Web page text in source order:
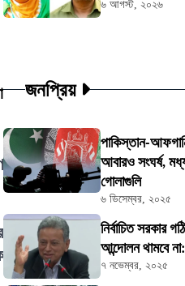
৬ আগস্ট, ২০২৬
জনপ্রিয়
পাকিস্তান-
আবারও সংঘর্ষ,
গোলাগুলি
৬ ডিসেম্বর, ২০২৫
নির্বাচিত সরকার
আন্দোলন থামবে
৭ নভেম্বর, ২০২৫